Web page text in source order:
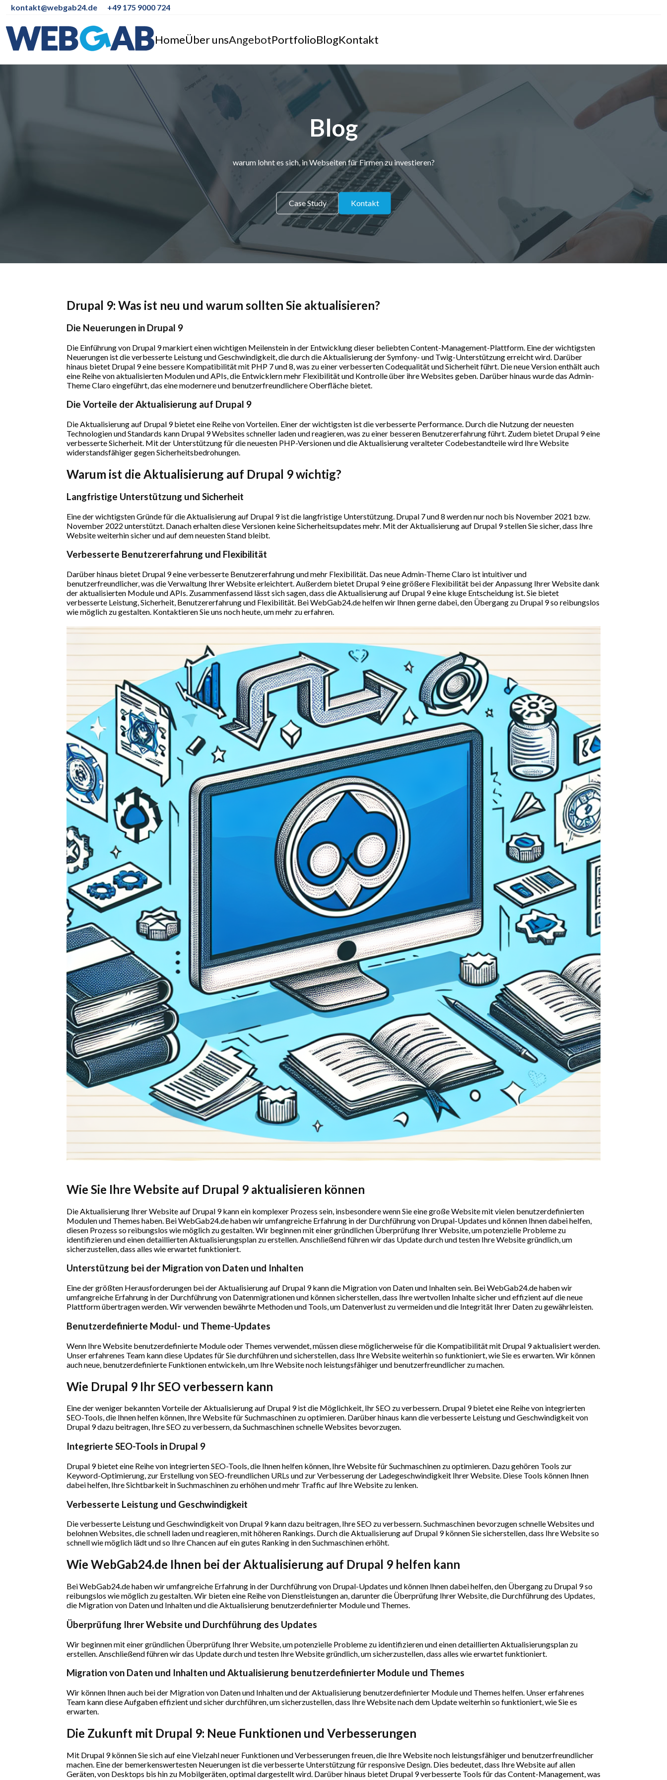
kontakt@webgab24.de +49 175 9000 724
HomeÜber unsAngebotPortfolioBlogKontakt
Blog
warum lohnt es sich, in Webseiten für Firmen zu investieren?
Case Study Kontakt
Drupal 9: Was ist neu und warum sollten Sie aktualisieren?
Die Neuerungen in Drupal 9
Die Einführung von Drupal 9 markiert einen wichtigen Meilenstein in der Entwicklung dieser beliebten Content-Management-Plattform. Eine der wichtigsten
Neuerungen ist die verbesserte Leistung und Geschwindigkeit, die durch die Aktualisierung der Symfony- und Twig-Unterstützung erreicht wird. Darüber
hinaus bietet Drupal 9 eine bessere Kompatibilität mit PHP 7 und 8, was zu einer verbesserten Codequalität und Sicherheit führt. Die neue Version enthält auch
eine Reihe von aktualisierten Modulen und APIs, die Entwicklern mehr Flexibilität und Kontrolle über ihre Websites geben. Darüber hinaus wurde das Admin-
Theme Claro eingeführt, das eine modernere und benutzerfreundlichere Oberfläche bietet.
Die Vorteile der Aktualisierung auf Drupal 9
Die Aktualisierung auf Drupal 9 bietet eine Reihe von Vorteilen. Einer der wichtigsten ist die verbesserte Performance. Durch die Nutzung der neuesten
Technologien und Standards kann Drupal 9 Websites schneller laden und reagieren, was zu einer besseren Benutzererfahrung führt. Zudem bietet Drupal 9 eine
verbesserte Sicherheit. Mit der Unterstützung für die neuesten PHP-Versionen und die Aktualisierung veralteter Codebestandteile wird Ihre Website
widerstandsfähiger gegen Sicherheitsbedrohungen.
Warum ist die Aktualisierung auf Drupal 9 wichtig?
Langfristige Unterstützung und Sicherheit
Eine der wichtigsten Gründe für die Aktualisierung auf Drupal 9 ist die langfristige Unterstützung. Drupal 7 und 8 werden nur noch bis November 2021 bzw.
November 2022 unterstützt. Danach erhalten diese Versionen keine Sicherheitsupdates mehr. Mit der Aktualisierung auf Drupal 9 stellen Sie sicher, dass Ihre
Website weiterhin sicher und auf dem neuesten Stand bleibt.
Verbesserte Benutzererfahrung und Flexibilität
Darüber hinaus bietet Drupal 9 eine verbesserte Benutzererfahrung und mehr Flexibilität. Das neue Admin-Theme Claro ist intuitiver und
benutzerfreundlicher, was die Verwaltung Ihrer Website erleichtert. Außerdem bietet Drupal 9 eine größere Flexibilität bei der Anpassung Ihrer Website dank
der aktualisierten Module und APIs. Zusammenfassend lässt sich sagen, dass die Aktualisierung auf Drupal 9 eine kluge Entscheidung ist. Sie bietet
verbesserte Leistung, Sicherheit, Benutzererfahrung und Flexibilität. Bei WebGab24.de helfen wir Ihnen gerne dabei, den Übergang zu Drupal 9 so reibungslos
wie möglich zu gestalten. Kontaktieren Sie uns noch heute, um mehr zu erfahren.
Wie Sie Ihre Website auf Drupal 9 aktualisieren können
Die Aktualisierung Ihrer Website auf Drupal 9 kann ein komplexer Prozess sein, insbesondere wenn Sie eine große Website mit vielen benutzerdefinierten
Modulen und Themes haben. Bei WebGab24.de haben wir umfangreiche Erfahrung in der Durchführung von Drupal-Updates und können Ihnen dabei helfen,
diesen Prozess so reibungslos wie möglich zu gestalten. Wir beginnen mit einer gründlichen Überprüfung Ihrer Website, um potenzielle Probleme zu
identifizieren und einen detaillierten Aktualisierungsplan zu erstellen. Anschließend führen wir das Update durch und testen Ihre Website gründlich, um
sicherzustellen, dass alles wie erwartet funktioniert.
Unterstützung bei der Migration von Daten und Inhalten
Eine der größten Herausforderungen bei der Aktualisierung auf Drupal 9 kann die Migration von Daten und Inhalten sein. Bei WebGab24.de haben wir
umfangreiche Erfahrung in der Durchführung von Datenmigrationen und können sicherstellen, dass Ihre wertvollen Inhalte sicher und effizient auf die neue
Plattform übertragen werden. Wir verwenden bewährte Methoden und Tools, um Datenverlust zu vermeiden und die Integrität Ihrer Daten zu gewährleisten.
Benutzerdefinierte Modul- und Theme-Updates
Wenn Ihre Website benutzerdefinierte Module oder Themes verwendet, müssen diese möglicherweise für die Kompatibilität mit Drupal 9 aktualisiert werden.
Unser erfahrenes Team kann diese Updates für Sie durchführen und sicherstellen, dass Ihre Website weiterhin so funktioniert, wie Sie es erwarten. Wir können
auch neue, benutzerdefinierte Funktionen entwickeln, um Ihre Website noch leistungsfähiger und benutzerfreundlicher zu machen.
Wie Drupal 9 Ihr SEO verbessern kann
Eine der weniger bekannten Vorteile der Aktualisierung auf Drupal 9 ist die Möglichkeit, Ihr SEO zu verbessern. Drupal 9 bietet eine Reihe von integrierten
SEO-Tools, die Ihnen helfen können, Ihre Website für Suchmaschinen zu optimieren. Darüber hinaus kann die verbesserte Leistung und Geschwindigkeit von
Drupal 9 dazu beitragen, Ihre SEO zu verbessern, da Suchmaschinen schnelle Websites bevorzugen.
Integrierte SEO-Tools in Drupal 9
Drupal 9 bietet eine Reihe von integrierten SEO-Tools, die Ihnen helfen können, Ihre Website für Suchmaschinen zu optimieren. Dazu gehören Tools zur
Keyword-Optimierung, zur Erstellung von SEO-freundlichen URLs und zur Verbesserung der Ladegeschwindigkeit Ihrer Website. Diese Tools können Ihnen
dabei helfen, Ihre Sichtbarkeit in Suchmaschinen zu erhöhen und mehr Traffic auf Ihre Website zu lenken.
Verbesserte Leistung und Geschwindigkeit
Die verbesserte Leistung und Geschwindigkeit von Drupal 9 kann dazu beitragen, Ihre SEO zu verbessern. Suchmaschinen bevorzugen schnelle Websites und
belohnen Websites, die schnell laden und reagieren, mit höheren Rankings. Durch die Aktualisierung auf Drupal 9 können Sie sicherstellen, dass Ihre Website so
schnell wie möglich lädt und so Ihre Chancen auf ein gutes Ranking in den Suchmaschinen erhöht.
Wie WebGab24.de Ihnen bei der Aktualisierung auf Drupal 9 helfen kann
Bei WebGab24.de haben wir umfangreiche Erfahrung in der Durchführung von Drupal-Updates und können Ihnen dabei helfen, den Übergang zu Drupal 9 so
reibungslos wie möglich zu gestalten. Wir bieten eine Reihe von Dienstleistungen an, darunter die Überprüfung Ihrer Website, die Durchführung des Updates,
die Migration von Daten und Inhalten und die Aktualisierung benutzerdefinierter Module und Themes.
Überprüfung Ihrer Website und Durchführung des Updates
Wir beginnen mit einer gründlichen Überprüfung Ihrer Website, um potenzielle Probleme zu identifizieren und einen detaillierten Aktualisierungsplan zu
erstellen. Anschließend führen wir das Update durch und testen Ihre Website gründlich, um sicherzustellen, dass alles wie erwartet funktioniert.
Migration von Daten und Inhalten und Aktualisierung benutzerdefinierter Module und Themes
Wir können Ihnen auch bei der Migration von Daten und Inhalten und der Aktualisierung benutzerdefinierter Module und Themes helfen. Unser erfahrenes
Team kann diese Aufgaben effizient und sicher durchführen, um sicherzustellen, dass Ihre Website nach dem Update weiterhin so funktioniert, wie Sie es
erwarten.
Die Zukunft mit Drupal 9: Neue Funktionen und Verbesserungen
Mit Drupal 9 können Sie sich auf eine Vielzahl neuer Funktionen und Verbesserungen freuen, die Ihre Website noch leistungsfähiger und benutzerfreundlicher
machen. Eine der bemerkenswertesten Neuerungen ist die verbesserte Unterstützung für responsive Design. Dies bedeutet, dass Ihre Website auf allen
Geräten, von Desktops bis hin zu Mobilgeräten, optimal dargestellt wird. Darüber hinaus bietet Drupal 9 verbesserte Tools für das Content-Management, was